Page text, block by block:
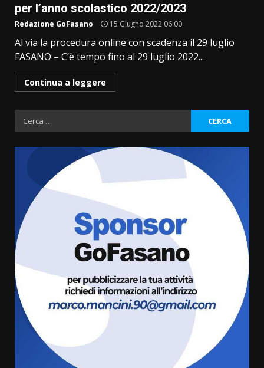
per l’anno scolastico 2022/2023
Redazione GoFasano 15 Giugno 2022 06:00
Al via la procedura online con scadenza il 29 luglio
FASANO – C’è tempo fino al 29 luglio 2022...
Continua a leggere
Ricerca
per:
Politiche Giovanili e Mobilità
Sostenibile: premiati gli studenti
universitari del bando “La strada
giusta”
8 Agosto 2026 07:15
“I Contestatori: Musica di
Rivoluzione”: nuovo
appuntamento con “Fasano in
Banda”